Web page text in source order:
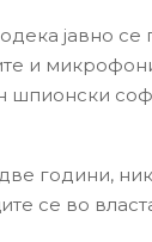
јавно се
и
шпионски
години,
се во